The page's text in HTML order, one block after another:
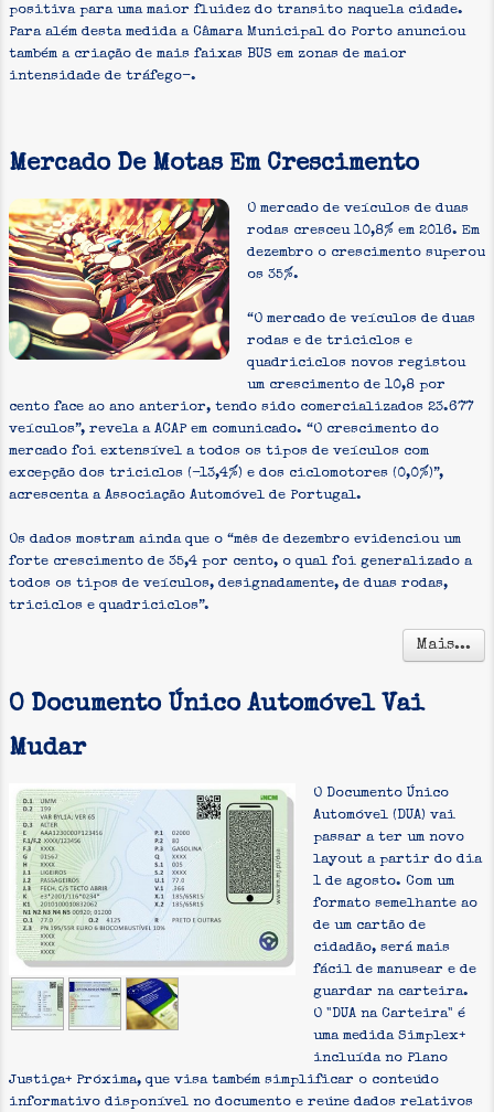
positiva para uma maior fluidez do transito naquela cidade.
Para além desta medida a Câmara Municipal do Porto anunciou
também a criação de mais faixas BUS em zonas de maior
intensidade de tráfego-.
Mercado De Motas Em Crescimento
O mercado de veículos de duas
rodas cresceu 10,8% em 2016. Em
dezembro o crescimento superou
os 35%.
“O mercado de veículos de duas
rodas e de triciclos e
quadriciclos novos registou
um crescimento de 10,8 por
cento face ao ano anterior, tendo sido comercializados 23.677
veículos”, revela a ACAP em comunicado. “O crescimento do
mercado foi extensível a todos os tipos de veículos com
excepção dos triciclos (-13,4%) e dos ciclomotores (0,0%)”,
acrescenta a Associação Automóvel de Portugal.
Os dados mostram ainda que o “mês de dezembro evidenciou um
forte crescimento de 35,4 por cento, o qual foi generalizado a
todos os tipos de veículos, designadamente, de duas rodas,
triciclos e quadriciclos”.
Mais...
O Documento Único Automóvel Vai
Mudar
O Documento Único
Automóvel (DUA) vai
passar a ter um novo
layout a partir do dia
1 de agosto. Com um
formato semelhante ao
de um cartão de
cidadão, será mais
fácil de manusear e de
guardar na carteira.
O "DUA na Carteira" é
uma medida Simplex+
incluída no Plano
Justiça+ Próxima, que visa também simplificar o conteúdo
informativo disponível no documento e reúne dados relativos